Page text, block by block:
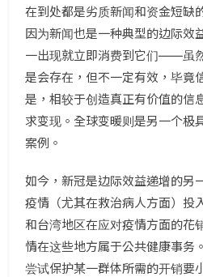
在到处都是劣质新闻和资金短缺
因为新闻也是一种典型的边际效
一出现就立即消费到它们——虽
是会存在，但不一定有效，毕竟
是，相较于创造真正有价值的信
求变现。全球变暖则是另一个极
案例。
如今，新冠是边际效益递增的另
疫情（尤其在救治病人方面）投
和台湾地区在应对疫情方面的
情在这些地方属于公共健康事务
尝试保护某一群体所需的开销要